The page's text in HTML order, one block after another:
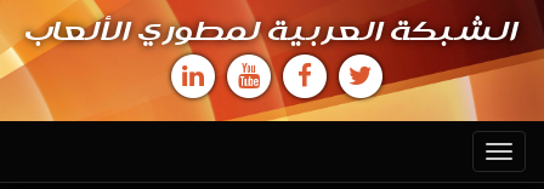
الشبكة العربية لمطوري الألعاب
Toggle
navigation